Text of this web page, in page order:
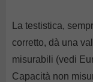
La testistica,
corretto, dà una
misurabili (vedi
Capacità non